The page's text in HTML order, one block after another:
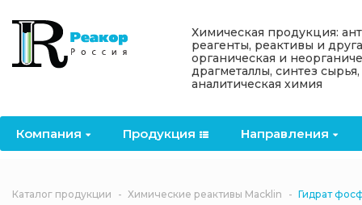
Компания Продукция Направления
Назад
Компания
Лицензии
Назад
Продукция
OceanСhem
Антипирены
антипирены
Назад
Направления
Отвердители
Назад
Информация
Акции
Химическая продукция:
реагенты, реактивы и
органическая и
драгметаллы, синтез сырья,
аналитическая химия
Каталог продукции Химические реактивы Macklin Гидрат